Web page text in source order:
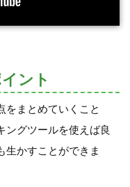
ント
をまとめていくこと
ングツールを使えば良
生かすことができま